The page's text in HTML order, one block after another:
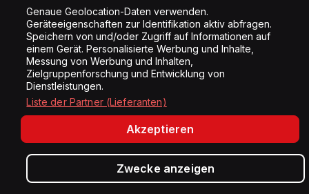
Copyright © Energy 2026
Genaue Geolocation-Daten verwenden.
Geräteeigenschaften zur Identifikation aktiv abfragen.
Speichern von und/oder Zugriff auf Informationen auf
einem Gerät. Personalisierte Werbung und Inhalte,
Messung von Werbung und Inhalten,
Zielgruppenforschung und Entwicklung von
Dienstleistungen.
Liste der Partner (Lieferanten)
Akzeptieren
Zwecke anzeigen